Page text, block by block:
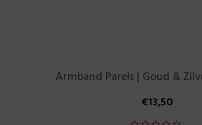
Armband Parels | Goud &
€13,50